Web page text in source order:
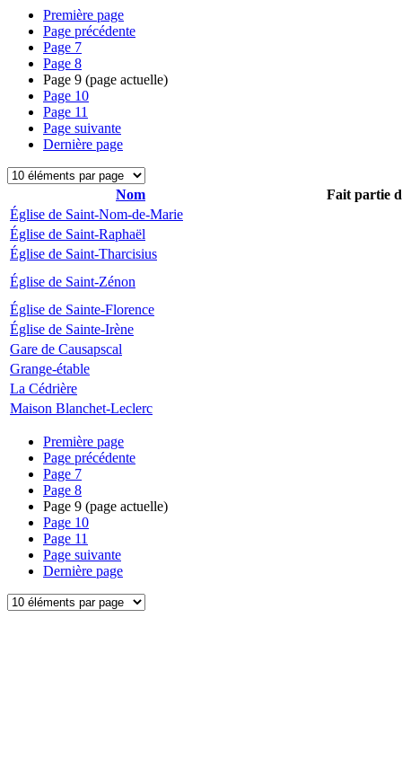
Première page
Page précédente
Page 7
Page 8
Page 9 (page actuelle)
Page 10
Page 11
Page suivante
Dernière page
Nom
Fait partie
Église de Saint-Nom-de-Marie
Église de Saint-Raphaël
Église de Saint-Tharcisius
Église de Saint-Zénon
Église de Sainte-Florence
Église de Sainte-Irène
Gare de Causapscal
Grange-étable
La Cédrière
Maison Blanchet-Leclerc
Première page
Page précédente
Page 7
Page 8
Page 9 (page actuelle)
Page 10
Page 11
Page suivante
Dernière page